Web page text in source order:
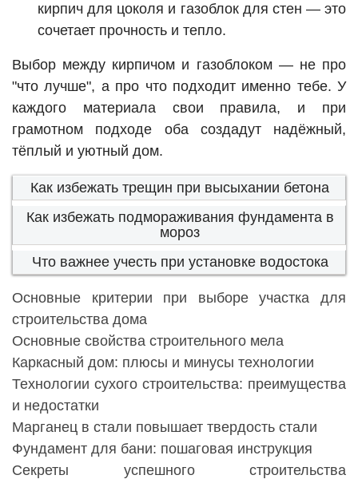
кирпич для цоколя и газоблок для стен — это
сочетает прочность и тепло.
Выбор между кирпичом и газоблоком — не про
"что лучше", а про что подходит именно тебе. У
каждого материала свои правила, и при
грамотном подходе оба создадут надёжный,
тёплый и уютный дом.
Как избежать трещин при высыхании бетона
Как избежать подмораживания фундамента в
мороз
Что важнее учесть при установке водостока
Основные критерии при выборе участка для
строительства дома
Основные свойства строительного мела
Каркасный дом: плюсы и минусы технологии
Технологии сухого строительства: преимущества
и недостатки
Марганец в стали повышает твердость стали
Фундамент для бани: пошаговая инструкция
Секреты успешного строительства